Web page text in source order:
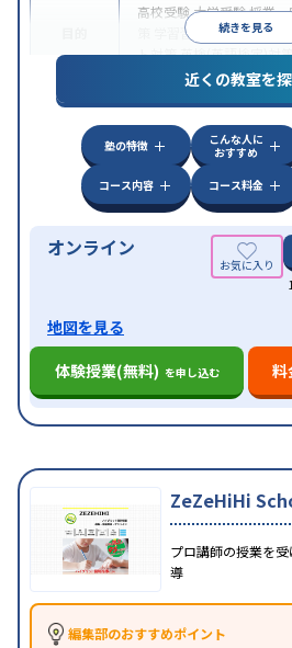
続きを見る
高校受験大学受験授業
学習習慣の定着国公立
ト対策英検(英語検定)対
特徴
中高一貫校生に対応授業
学習にPC・タブレッ
科目から受講可能
近くの教室を
塾の特徴
こんな人に
おすすめ
コース内容
コース料金
オンライン
地図を見る
体験授業(無料) を申し込む 料
ZeZeHiHi
プロ講師の授業を
導
編集部のおすすめポイント